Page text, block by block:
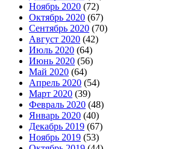
Ноябрь 2020 (72)
Октябрь 2020 (67)
Сентябрь 2020 (70)
Август 2020 (42)
Июль 2020 (64)
Июнь 2020 (56)
Май 2020 (64)
Апрель 2020 (54)
Март 2020 (39)
Февраль 2020 (48)
Январь 2020 (40)
Декабрь 2019 (67)
Ноябрь 2019 (53)